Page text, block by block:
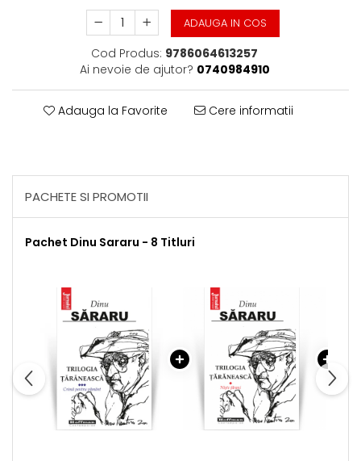
ADAUGA IN COS
Cod Produs: 9786064613257
Ai nevoie de ajutor? 0740984910
Adauga la Favorite Cere informatii
PACHETE SI PROMOTII
Pachet Dinu Sararu - 8 Titluri